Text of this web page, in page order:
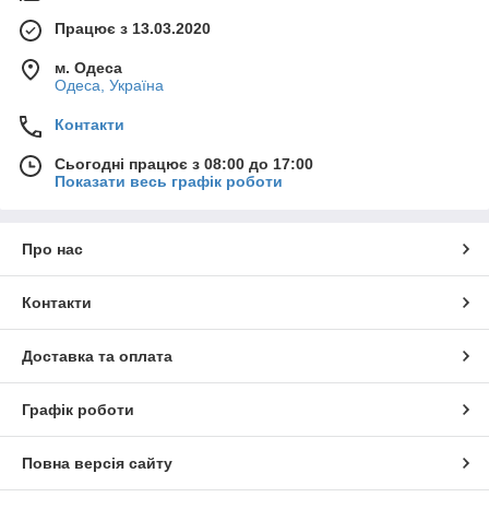
Працює з 13.03.2020
м. Одеса
Одеса, Україна
Контакти
Сьогодні працює з 08:00 до 17:00
Показати весь графік роботи
Про нас
Контакти
Доставка та оплата
Графік роботи
Повна версія сайту